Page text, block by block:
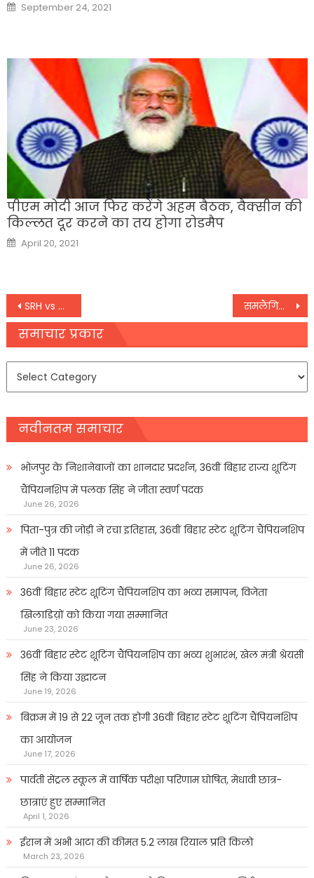
Posted
on
September 24, 2021
पीएम मोदी आज फिर करेंगे अहम बैठक, वैक्सीन की
किल्लत दूर करने का तय होगा रोडमैप
Posted
on
April 20, 2021
Post
navigation
SRH vs MI IPL 2023 : कब, कहां और कैसे देखें SRH vs MI मैच का लाइव प्रसारण व स्‍ट्रीमिंग समलैंगिक विवाह की मांग वाली याचिका पर सुनवाई जारी,
समाचार प्रकार
समाचार
नवीनतम समाचार
भोजपुर के निशानेबाजों का शानदार प्रदर्शन, 36वीं बिहार राज्य शूटिंग
चैंपियनशिप में पलक सिंह ने जीता स्वर्ण पदक
June 26, 2026
पिता-पुत्र की जोड़ी ने रचा इतिहास, 36वीं बिहार स्टेट शूटिंग चैंपियनशिप
में जीते 11 पदक
June 26, 2026
36वीं बिहार स्टेट शूटिंग चैंपियनशिप का भव्य समापन, विजेता
खिलाडिय़ों को किया गया सम्मानित
June 23, 2026
36वीं बिहार स्टेट शूटिंग चैंपियनशिप का भव्य शुभारंभ, खेल मंत्री श्रेयसी
सिंह ने किया उद्घाटन
June 19, 2026
बिक्रम में 19 से 22 जून तक होगी 36वीं बिहार स्टेट शूटिंग चैंपियनशिप
का आयोजन
June 17, 2026
पार्वती सेंट्रल स्कूल में वार्षिक परीक्षा परिणाम घोषित, मेधावी छात्र-
छात्राएं हुए सम्मानित
April 1, 2026
ईरान में अभी आटा की कीमत 5.2 लाख रियाल प्रति किलो
March 23, 2026